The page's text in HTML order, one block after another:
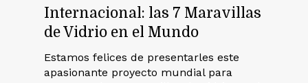
Internacional: las 7 Maravillas
de Vidrio en el Mundo
Estamos felices de presentarles este
apasionante proyecto mundial para